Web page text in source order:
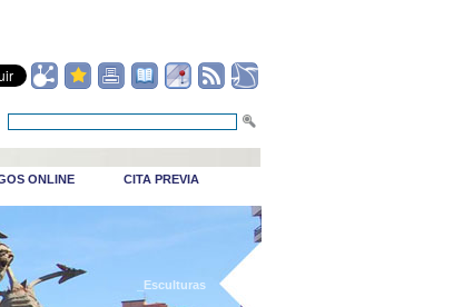
ONLINE CITA PREVIA
_Esculturas